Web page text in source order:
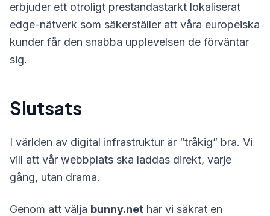
erbjuder ett otroligt prestandastarkt lokaliserat
edge-nätverk som säkerställer att våra europeiska
kunder får den snabba upplevelsen de förväntar
sig.
Slutsats
I världen av digital infrastruktur är “tråkig” bra. Vi
vill att vår webbplats ska laddas direkt, varje
gång, utan drama.
Genom att välja bunny.net har vi säkrat en